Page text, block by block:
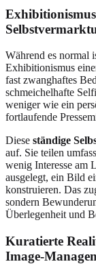
Während es normal
Exhibitionismus
fast zwanghaftes
schmeichelhafte
weniger wie ein
fortlaufende
Diese ständige
auf. Sie teilen
wenig Interesse am
ausgelegt, ein Bild
konstruieren. Das
sondern
Überlegenheit und
Kuratierte
Image-